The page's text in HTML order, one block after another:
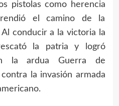
pistolas como herencia
el camino de la
conducir a la victoria la
la patria y logró
la ardua Guerra de
la invasión armada